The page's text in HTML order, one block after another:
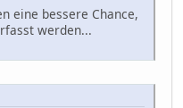
eine bessere Chance,
werden...